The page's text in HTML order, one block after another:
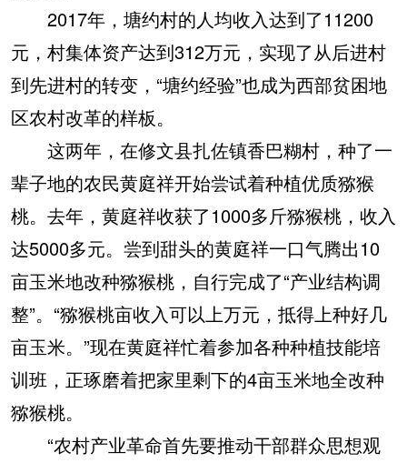
2017年，塘约村的人均收入达到了11200
元，村集体资产达到312万元，实现了从后进村
到先进村的转变，“塘约经验”也成为西部贫困地
区农村改革的样板。
这两年，在修文县扎佐镇香巴糊村，种了一
辈子地的农民黄庭祥开始尝试着种植优质猕猴
桃。去年，黄庭祥收获了1000多斤猕猴桃，收入
达5000多元。尝到甜头的黄庭祥一口气腾出10
亩玉米地改种猕猴桃，自行完成了“产业结构调
整”。“猕猴桃亩收入可以上万元，抵得上种好几
亩玉米。”现在黄庭祥忙着参加各种种植技能培
训班，正琢磨着把家里剩下的4亩玉米地全改种
猕猴桃。
“农村产业革命首先要推动干部群众思想观